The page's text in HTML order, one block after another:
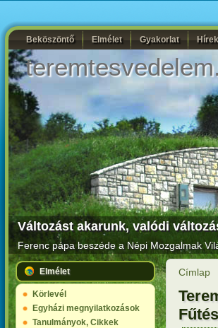
Beköszöntő Elmélet Gyakorlat Hírek
Változást akarunk, valódi
Ferenc pápa beszéde a Népi Mozgalmak
Elmélet
Körlevél
Egyházi megnyilatkozások
Tanulmányok, Cikkek
Címlap
Fűtés